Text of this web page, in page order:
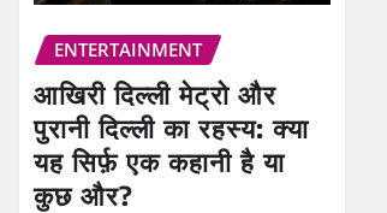
ENTERTAINMENT
आखिरी दिल्ली मेट्रो और
पुरानी दिल्ली का रहस्य: क्या
यह सिर्फ़ एक कहानी है या
कुछ और?